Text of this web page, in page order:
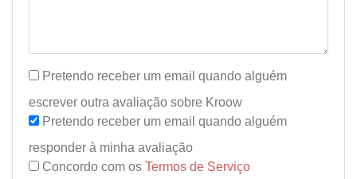
Pretendo receber um email quando alguém
escrever outra avaliação sobre Kroow
Pretendo receber um email quando alguém
responder à minha avaliação
Concordo com os Termos de Serviço